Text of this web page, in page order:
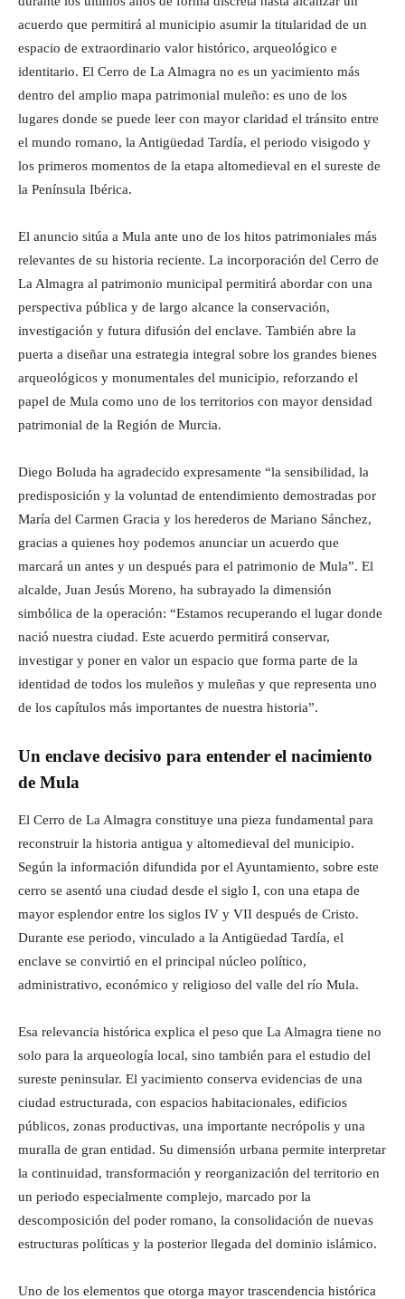
acuerdo que permitirá al municipio asumir la titularidad de un
espacio de extraordinario valor histórico, arqueológico e
identitario. El Cerro de La Almagra no es un yacimiento más
dentro del amplio mapa patrimonial muleño: es uno de los
lugares donde se puede leer con mayor claridad el tránsito entre
el mundo romano, la Antigüedad Tardía, el periodo visigodo y
los primeros momentos de la etapa altomedieval en el sureste de
la Península Ibérica.
El anuncio sitúa a Mula ante uno de los hitos patrimoniales más
relevantes de su historia reciente. La incorporación del Cerro de
La Almagra al patrimonio municipal permitirá abordar con una
perspectiva pública y de largo alcance la conservación,
investigación y futura difusión del enclave. También abre la
puerta a diseñar una estrategia integral sobre los grandes bienes
arqueológicos y monumentales del municipio, reforzando el
papel de Mula como uno de los territorios con mayor densidad
patrimonial de la Región de Murcia.
Diego Boluda ha agradecido expresamente “la sensibilidad, la
predisposición y la voluntad de entendimiento demostradas por
María del Carmen Gracia y los herederos de Mariano Sánchez,
gracias a quienes hoy podemos anunciar un acuerdo que
marcará un antes y un después para el patrimonio de Mula”. El
alcalde, Juan Jesús Moreno, ha subrayado la dimensión
simbólica de la operación: “Estamos recuperando el lugar donde
nació nuestra ciudad. Este acuerdo permitirá conservar,
investigar y poner en valor un espacio que forma parte de la
identidad de todos los muleños y muleñas y que representa uno
de los capítulos más importantes de nuestra historia”.
Un enclave decisivo para entender el nacimiento
de Mula
El Cerro de La Almagra constituye una pieza fundamental para
reconstruir la historia antigua y altomedieval del municipio.
Según la información difundida por el Ayuntamiento, sobre este
cerro se asentó una ciudad desde el siglo I, con una etapa de
mayor esplendor entre los siglos IV y VII después de Cristo.
Durante ese periodo, vinculado a la Antigüedad Tardía, el
enclave se convirtió en el principal núcleo político,
administrativo, económico y religioso del valle del río Mula.
Esa relevancia histórica explica el peso que La Almagra tiene no
solo para la arqueología local, sino también para el estudio del
sureste peninsular. El yacimiento conserva evidencias de una
ciudad estructurada, con espacios habitacionales, edificios
públicos, zonas productivas, una importante necrópolis y una
muralla de gran entidad. Su dimensión urbana permite interpretar
la continuidad, transformación y reorganización del territorio en
un periodo especialmente complejo, marcado por la
descomposición del poder romano, la consolidación de nuevas
estructuras políticas y la posterior llegada del dominio islámico.
Uno de los elementos que otorga mayor trascendencia histórica